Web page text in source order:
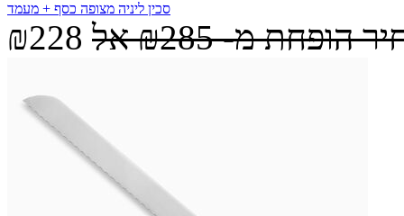
סכין ליניה מצופה כסף + מעמד
₪228 הופחת מ-₪285 אל